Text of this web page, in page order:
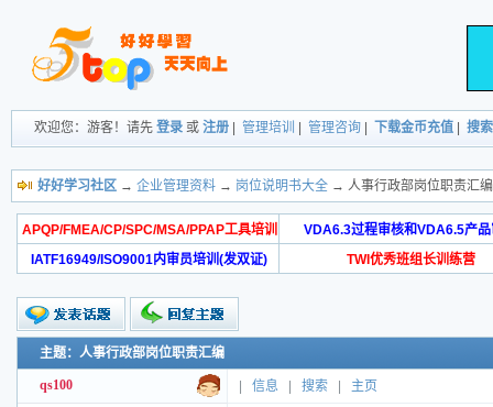
欢迎您：游客！请先 登录 或 注册 管理培训 管理咨询 下载金币充值 搜索
好好学习社区 → 企业管理资料 → 岗位说明书大全 → 人事行政部岗位职责汇编
APQP/FMEA/CP/SPC/MSA/PPAP工具培训
VDA6.3过程审核和VDA6.5产品
IATF16949/ISO9001内审员培训(发双证)
TWI优秀班组长训练营
主题：人事行政部岗位职责汇编
qs100 信息 搜索 主页